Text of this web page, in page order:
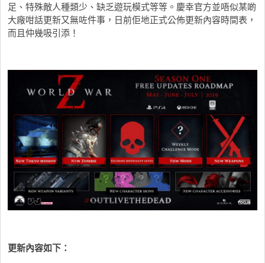
足、特殊敵人種類少、缺乏遊玩模式等等。慶幸官方並唔似某啲
大廠咁話更新又無咗件事，日前佢地正式公佈更新內容時間表，
而且仲幾吸引添！
更新內容如下：